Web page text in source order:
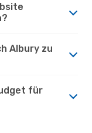
Albury zu
für